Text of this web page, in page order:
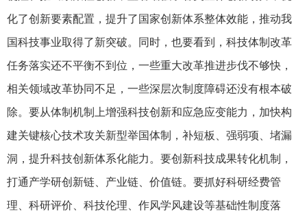
化了创新要素配置，提升了国家创新体系整体效能，推动我
国科技事业取得了新突破。同时，也要看到，科技体制改革
任务落实还不平衡不到位，一些重大改革推进步伐不够快，
相关领域改革协同不足，一些深层次制度障碍还没有根本破
除。要从体制机制上增强科技创新和应急应变能力，加快构
建关键核心技术攻关新型举国体制，补短板、强弱项、堵漏
洞，提升科技创新体系化能力。要创新科技成果转化机制，
打通产学研创新链、产业链、价值链。要抓好科研经费管
理、科研评价、科技伦理、作风学风建设等基础性制度落